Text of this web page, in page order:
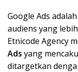
Google Ads
audiens yang
Etnicode Agency
Ads yang
ditargetkan